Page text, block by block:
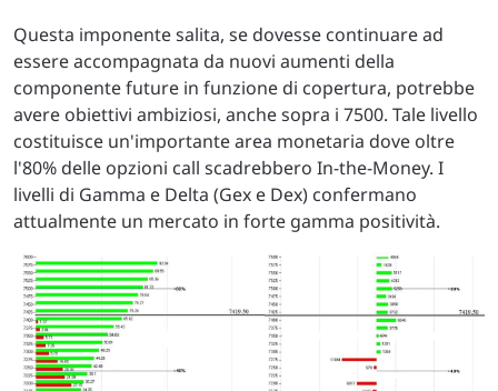
Questa imponente salita, se dovesse continuare ad
essere accompagnata da nuovi aumenti della
componente future in funzione di copertura, potrebbe
avere obiettivi ambiziosi, anche sopra i 7500. Tale livello
costituisce un'importante area monetaria dove oltre
l'80% delle opzioni call scadrebbero In-the-Money. I
livelli di Gamma e Delta (Gex e Dex) confermano
attualmente un mercato in forte gamma positività.